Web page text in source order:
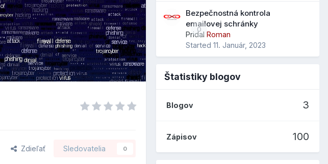
Zdieľať Sledovatelia 0
0
Bezpečnostná kontrola
emailovej schránky
Pridal Roman
Started 11. Január, 2023
Štatistiky blogov
Blogov 3
Zápisov 100